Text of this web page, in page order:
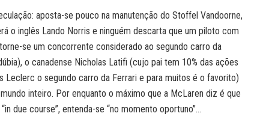
aposta-se pouco na manutenção do Stoffel Vandoorne,
o inglês Lando Norris e ninguém descarta que um piloto com
se um concorrente considerado ao segundo carro da
o canadense Nicholas Latifi (cujo pai tem 10% das ações
Leclerc o segundo carro da Ferrari e para muitos é o favorito)
inteiro. Por enquanto o máximo que a McLaren diz é que
due course”, entenda-se “no momento oportuno”…